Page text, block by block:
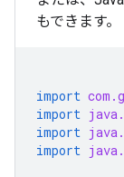
もできます。
import
import
import
import